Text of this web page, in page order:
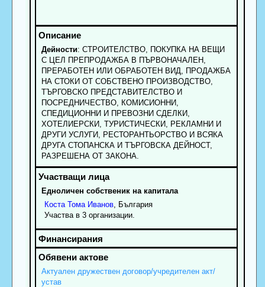
Дейности: СТРОИТЕЛСТВО, ПОКУПКА НА ВЕЩИ
С ЦЕЛ ПРЕПРОДАЖБА В ПЪРВОНАЧАЛЕН,
ПРЕРАБОТЕН ИЛИ ОБРАБОТЕН ВИД, ПРОДАЖБА
НА СТОКИ ОТ СОБСТВЕНО ПРОИЗВОДСТВО,
ТЪРГОВСКО ПРЕДСТАВИТЕЛСТВО И
ПОСРЕДНИЧЕСТВО, КОМИСИОННИ,
СПЕДИЦИОННИ И ПРЕВОЗНИ СДЕЛКИ,
ХОТЕЛИЕРСКИ, ТУРИСТИЧЕСКИ, РЕКЛАМНИ И
ДРУГИ УСЛУГИ, РЕСТОРАНТЬОРСТВО И ВСЯКА
ДРУГА СТОПАНСКА И ТЪРГОВСКА ДЕЙНОСТ,
РАЗРЕШЕНА ОТ ЗАКОНА.
Едноличен собственик на капитала
Коста Тома Иванов, България
Участва в 3 организации.
Актуален дружествен договор/учредителен акт/
устав